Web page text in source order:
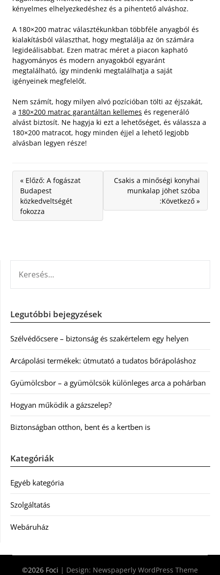
kényelmes elhelyezkedéshez és a pihentető alváshoz.
A 180×200 matrac választékunkban többféle anyagból és
kialakításból választhat, hogy megtalálja az ön számára
legideálisabbat. Ezen matrac méret a piacon kapható
hagyományos és modern anyagokból egyaránt
megtalálható, így mindenki megtalálhatja a saját
igényeinek megfelelőt.
Nem számít, hogy milyen alvó pozícióban tölti az éjszakát,
a 180×200 matrac garantáltan kellemes és regeneráló
alvást biztosít. Ne hagyja ki ezt a lehetőséget, és válassza a
180×200 matracot, hogy minden éjjel a lehető legjobb
alvásban legyen része!
« Előző: A fogászat
Budapest
közkedveltségét
fokozza
Csakis a minőségi konyhai
munkalap jöhet szóba
:Következő »
Legutóbbi bejegyzések
Szélvédőcsere – biztonság és szakértelem egy helyen
Arcápolási termékek: útmutató a tudatos bőrápoláshoz
Gyümölcsbor – a gyümölcsök különleges arca a pohárban
Hogyan működik a gázszelep?
Biztonságban otthon, bent és a kertben is
Kategóriák
Egyéb kategória
Szolgáltatás
Webáruház
©2026 Foci | Design: Newspaperly WordPress Theme